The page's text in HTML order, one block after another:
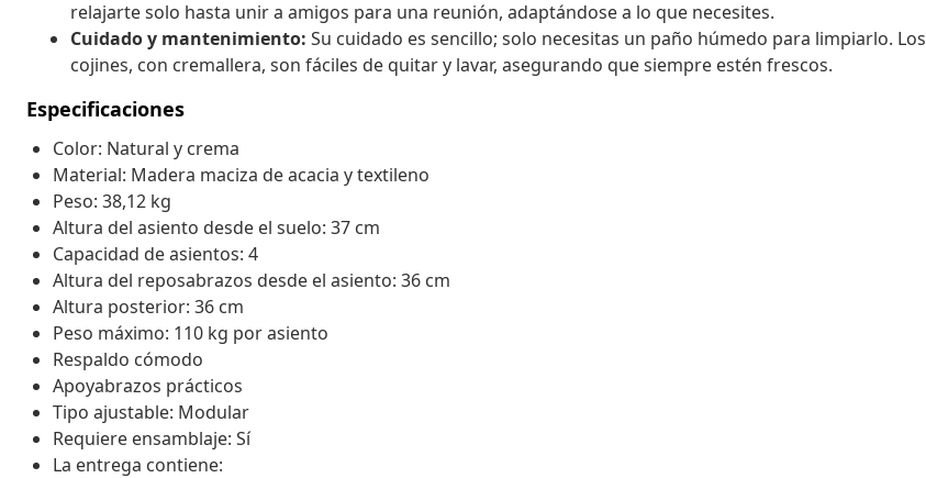
relajarte solo hasta unir a amigos para una reunión, adaptándose a lo que necesites.
Cuidado y mantenimiento: Su cuidado es sencillo; solo necesitas un paño húmedo para limpiarlo. Los
cojines, con cremallera, son fáciles de quitar y lavar, asegurando que siempre estén frescos.
Especificaciones
Color: Natural y crema
Material: Madera maciza de acacia y textileno
Peso: 38,12 kg
Altura del asiento desde el suelo: 37 cm
Capacidad de asientos: 4
Altura del reposabrazos desde el asiento: 36 cm
Altura posterior: 36 cm
Peso máximo: 110 kg por asiento
Respaldo cómodo
Apoyabrazos prácticos
Tipo ajustable: Modular
Requiere ensamblaje: Sí
La entrega contiene: